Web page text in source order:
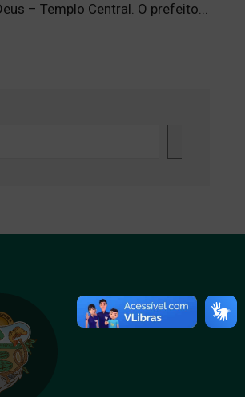
– Templo Central. O prefeito